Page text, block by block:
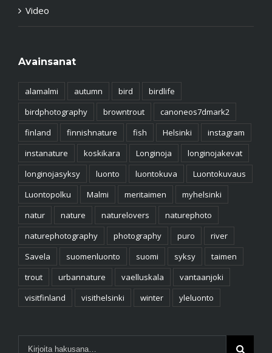
Video
Avainsanat
alamalmi autumn bird
birdlife
birdphotography
browntrout
canoneos7dmark2
finland
finnishnature fish Helsinki
instagram
instanature
koskikara Longinoja
longinojakevat
longinojasyksy
luonto luontokuva
Luontokuvaus
Luontopolku
Malmi meritaimen
myhelsinki
natur
nature naturelovers
naturephoto
naturephotography
photography puro
river
Savela
suomenluonto suomi syksy
taimen
trout
urbannature vaelluskala
vantaanjoki
visitfinland
visithelsinki winter yleluonto